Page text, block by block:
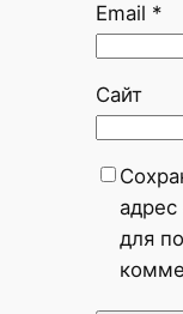
Email *
Сайт
адрес
для